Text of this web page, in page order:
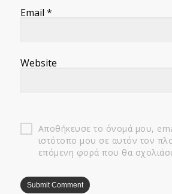
Email *
Website
Αποθήκευσε το όνομά μου,
ιστότοπο μου σε αυτόν τον
επόμενη φορά που θα